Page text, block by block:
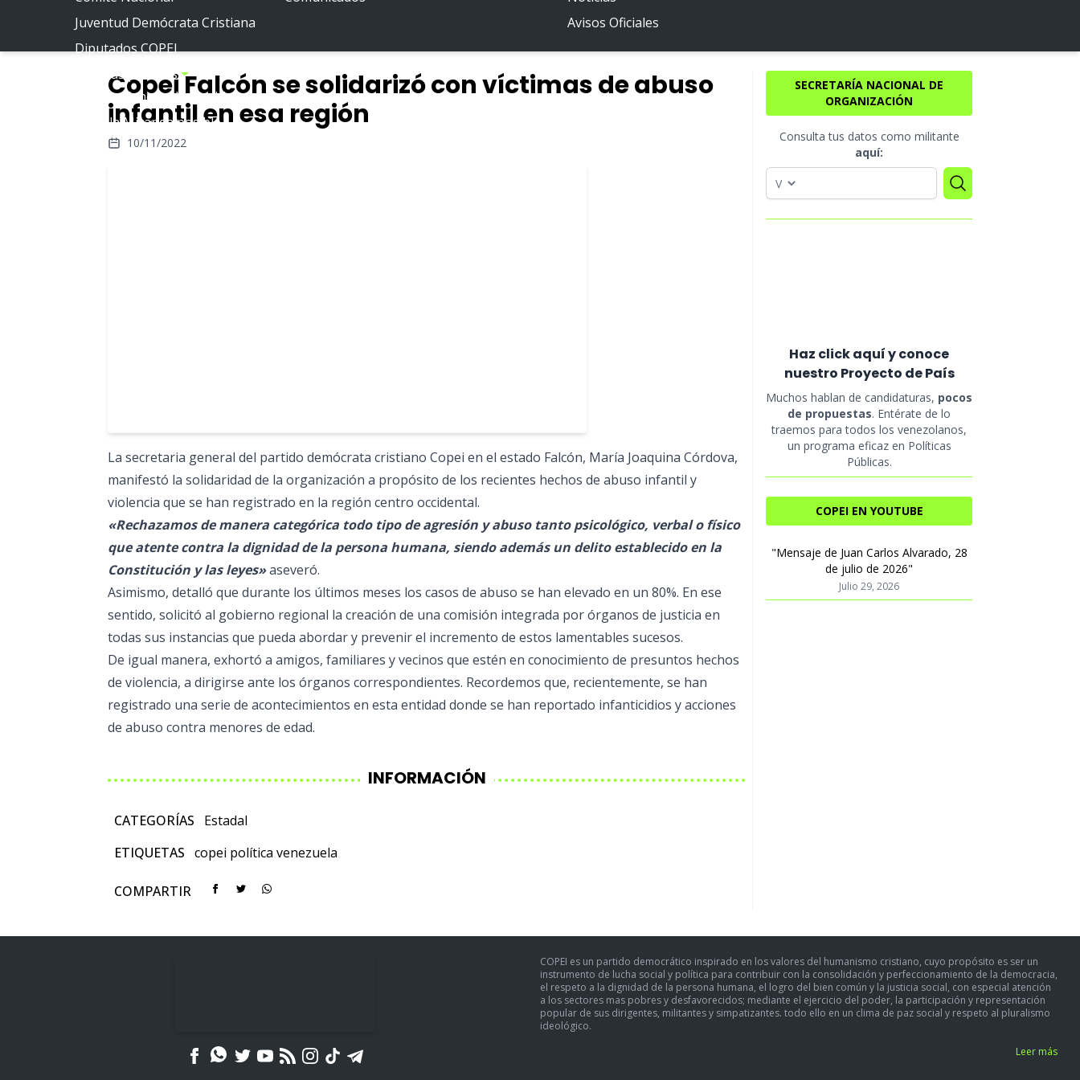
Juventud Demócrata Cristiana
Diputados COPEI
Políticas públicas
Por la Venezuela posible
Por la Miranda posible
Avisos Oficiales
Copei Falcón se solidarizó con víctimas de abuso
infantil en esa región
10/11/2022
La secretaria general del partido demócrata cristiano Copei en el estado Falcón, María Joaquina Córdova,
manifestó la solidaridad de la organización a propósito de los recientes hechos de abuso infantil y
violencia que se han registrado en la región centro occidental.
«Rechazamos de manera categórica todo tipo de agresión y abuso tanto psicológico, verbal o físico
que atente contra la dignidad de la persona humana, siendo además un delito establecido en la
Constitución y las leyes»aseveró.
Asimismo, detalló que durante los últimos meses los casos de abuso se han elevado en un 80%. En ese
sentido, solicitó al gobierno regional la creación de una comisión integrada por órganos de justicia en
todas sus instancias que pueda abordar y prevenir el incremento de estos lamentables sucesos.
De igual manera, exhortó a amigos, familiares y vecinos que estén en conocimiento de presuntos hechos
de violencia, a dirigirse ante los órganos correspondientes. Recordemos que, recientemente, se han
registrado una serie de acontecimientos en esta entidad donde se han reportado infanticidios y acciones
de abuso contra menores de edad.
INFORMACIÓN
CATEGORÍAS
Estadal
ETIQUETAS copei política venezuela
COMPARTIR
SECRETARÍA NACIONAL DE
ORGANIZACIÓN
Consulta tus datos como militante
aquí:
Haz click aquí y conoce
nuestro Proyecto de País
Muchos hablan de candidaturas, pocos
de propuestas. Entérate de lo
traemos para todos los venezolanos,
un programa eficaz en Políticas
Públicas.
COPEI EN YOUTUBE
"Mensaje de Juan Carlos Alvarado, 28
de julio de 2026"
Julio 29, 2026
COPEI es un partido democrático inspirado en los valores del humanismo cristiano, cuyo propósito es ser un
instrumento de lucha social y política para contribuir con la consolidación y perfeccionamiento de la democracia,
el respeto a la dignidad de la persona humana, el logro del bien común y la justicia social, con especial atención
a los sectores mas pobres y desfavorecidos; mediante el ejercicio del poder, la participación y representación
popular de sus dirigentes, militantes y simpatizantes. todo ello en un clima de paz social y respeto al pluralismo
ideológico.
Leer más